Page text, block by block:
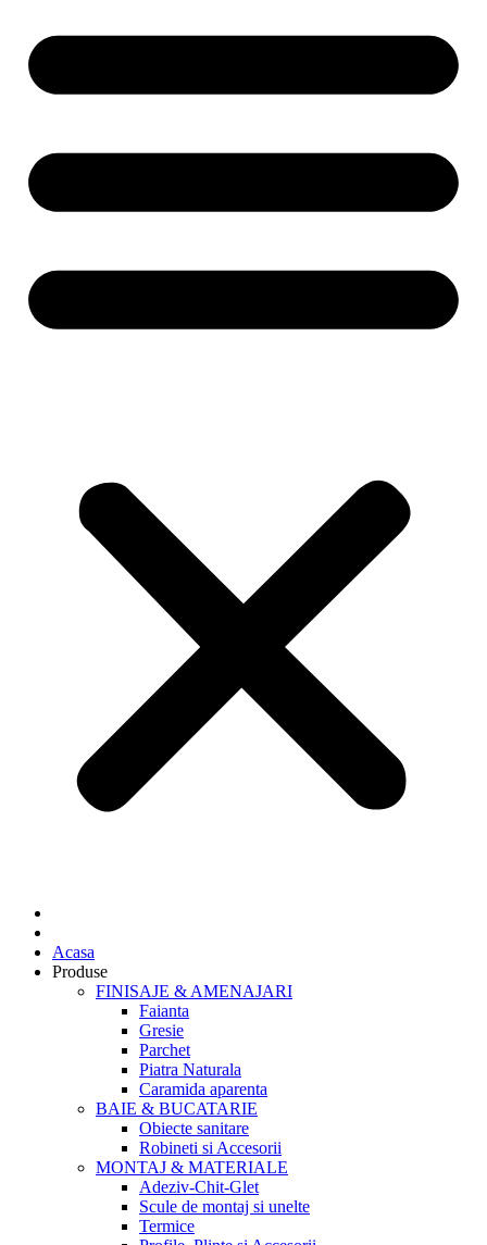
Acasa
Produse
FINISAJE & AMENAJARI
Faianta
Gresie
Parchet
Piatra Naturala
Caramida aparenta
BAIE & BUCATARIE
Obiecte sanitare
Robineti si Accesorii
MONTAJ & MATERIALE
Adeziv-Chit-Glet
Scule de montaj si unelte
Termice